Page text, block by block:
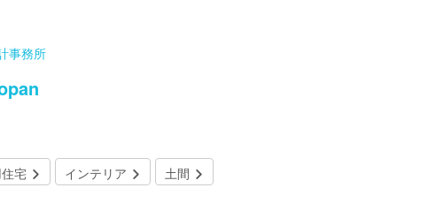
事務所
宅 インテリア 土間